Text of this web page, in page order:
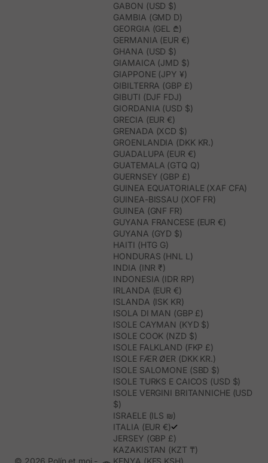
GABON (USD $)
GAMBIA (GMD D)
GEORGIA (GEL ₾)
GERMANIA (EUR €)
GHANA (USD $)
GIAMAICA (JMD $)
GIAPPONE (JPY ¥)
GIBILTERRA (GBP £)
GIBUTI (DJF FDJ)
GIORDANIA (USD $)
GRECIA (EUR €)
GRENADA (XCD $)
GROENLANDIA (DKK KR.)
GUADALUPA (EUR €)
GUATEMALA (GTQ Q)
GUERNSEY (GBP £)
GUINEA EQUATORIALE (XAF CFA)
GUINEA-BISSAU (XOF FR)
GUINEA (GNF FR)
GUYANA FRANCESE (EUR €)
GUYANA (GYD $)
HAITI (HTG G)
HONDURAS (HNL L)
INDIA (INR ₹)
INDONESIA (IDR RP)
IRLANDA (EUR €)
ISLANDA (ISK KR)
ISOLA DI MAN (GBP £)
ISOLE CAYMAN (KYD $)
ISOLE COOK (NZD $)
ISOLE FALKLAND (FKP £)
ISOLE FÆR ØER (DKK KR.)
ISOLE SALOMONE (SBD $)
ISOLE TURKS E CAICOS (USD $)
ISOLE VERGINI BRITANNICHE (USD
$)
ISRAELE (ILS ₪)
ITALIA (EUR €)
JERSEY (GBP £)
KAZAKISTAN (KZT ₸)
KENYA (KES KSH)
© 2026 Polín et moi -